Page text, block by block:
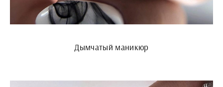
Дымчатый маникюр